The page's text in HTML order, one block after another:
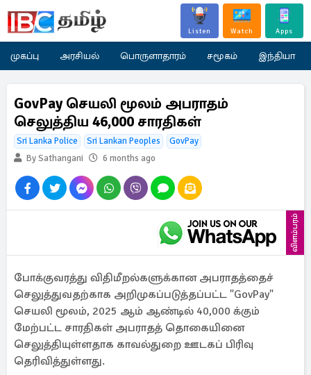
Listen Watch Apps
முகப்பு அரசியல் பொருளாதாரம் சமூகம் இந்தியா
GovPay செயலி மூலம் அபராதம்
செலுத்திய 46,000 சாரதிகள்
Sri Lanka Police Sri Lankan Peoples
GovPay
By Sathangani
6 months ago
விளம்பரம்
போக்குவரத்து விதிமீறல்களுக்கான அபராதத்தைச்
செலுத்துவதற்காக அறிமுகப்படுத்தப்பட்ட "GovPay"
செயலி மூலம், 2025 ஆம் ஆண்டில் 40,000 க்கும்
மேற்பட்ட சாரதிகள் அபராதத் தொகையினை
செலுத்தியுள்ளதாக காவல்துறை ஊடகப் பிரிவு
தெரிவித்துள்ளது.